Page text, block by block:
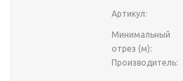
Артикул:
Минимальный
отрез (м):
Производитель: